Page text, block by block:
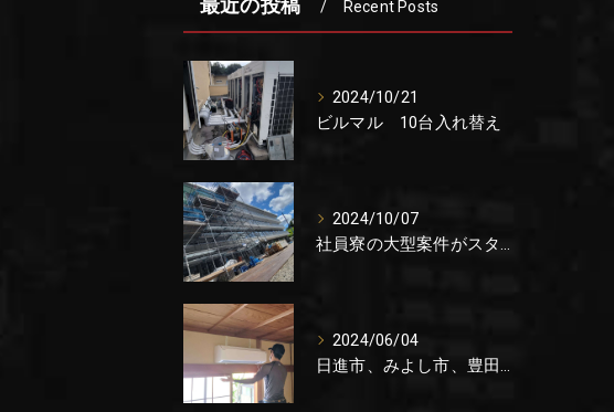
Recent Posts
2024/10/21
ビルマル 10台入れ替え
2024/10/07
社員寮の大型案件がスタートしました。
2024/06/04
日進市、みよし市、豊田市でエアコン取り付けの協力会社を募集をしています。これからが稼げる時期です。